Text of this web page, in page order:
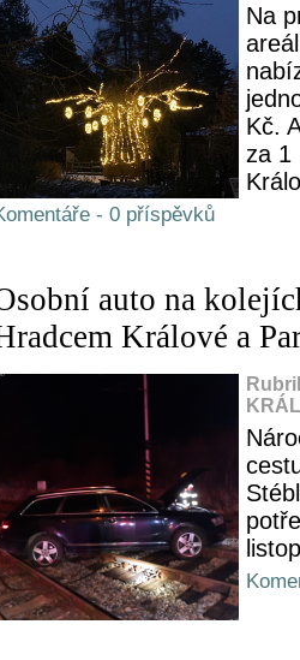
Na
Kč.
za 1
- 0 příspěvků
auto na
Králové a